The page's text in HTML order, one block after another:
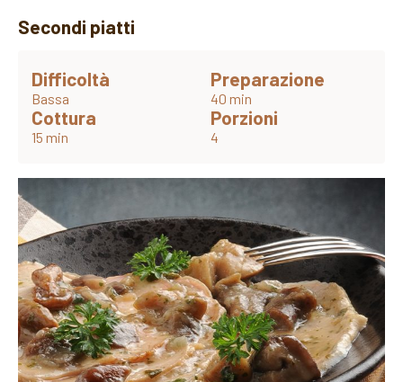
Secondi piatti
Difficoltà
Bassa
Preparazione
40 min
Cottura
15 min
Porzioni
4